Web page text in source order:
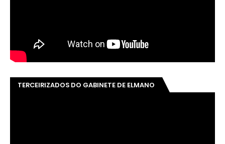
TERCEIRIZADOS DO GABINETE DE ELMANO